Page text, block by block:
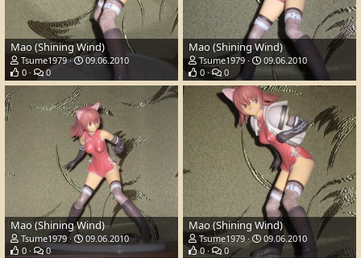
Mao (Shining Wind)
Tsume1979
09.06.2010
0
0
Mao (Shining Wind)
Tsume1979
09.06.2010
0
0
Mao (Shining Wind)
Tsume1979
09.06.2010
0
0
Mao (Shining Wind)
Tsume1979
09.06.2010
0
0